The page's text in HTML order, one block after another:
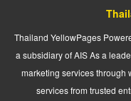
Thailand YellowPages
a subsidiary of AIS As a
marketing services through
services from trusted